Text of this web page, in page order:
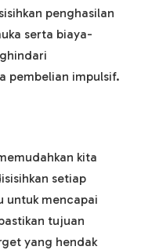
penghasilan
serta biaya-
pembelian impulsif.
kita
setiap
untuk mencapai
tujuan
yang hendak